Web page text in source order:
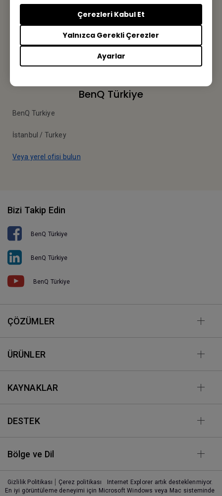
Ayarlar
Yalnızca Gerekli Çerezler
Çerezleri Kabul Et
İlk siz haberdar olun.
Abone olun
BenQ Türkiye
BenQ Turkiye
İstanbul / Turkey
Veya yerel ofisi bulun
Bizi Takip Edin
BenQ Türkiye
BenQ Türkiye
BenQ Türkiye
ÇÖZÜMLER
ÜRÜNLER
KAYNAKLAR
DESTEK
Bölge ve Dil
Gizlilik Politikası Çerez politikası
Internet Explorer artık desteklenmiyor.
En iyi görüntüleme deneyimi için Microsoft Windows veya Mac sisteminde